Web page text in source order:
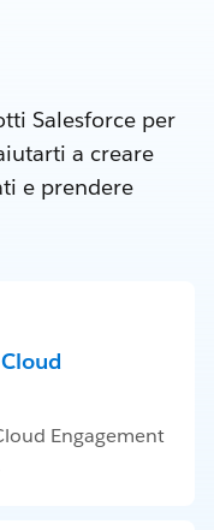
Salesforce per
a creare
e prendere
Engagement